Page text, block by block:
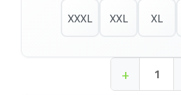
XL
XXL
XXXL
+